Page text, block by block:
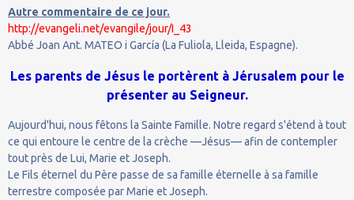
Autre commentaire de ce jour.
http://evangeli.net/evangile/jour/I_43
Abbé Joan Ant. MATEO i García (La Fuliola, Lleida, Espagne).
Les parents de Jésus le portèrent à Jérusalem pour le
présenter au Seigneur.
Aujourd'hui, nous fêtons la Sainte Famille. Notre regard s'étend à tout
ce qui entoure le centre de la crèche —Jésus— afin de contempler
tout près de Lui, Marie et Joseph.
Le Fils éternel du Père passe de sa famille éternelle à sa famille
terrestre composée par Marie et Joseph.